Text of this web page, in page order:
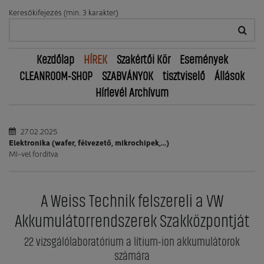
Keresőkifejezés (min. 3 karakter)
Kezdőlap HÍREK Szakértői Kör
Események
CLEANROOM-SHOP
SZABVÁNYOK tisztviselő
Állások
Hírlevél Archívum
27.02.2025
Elektronika (wafer, félvezető, mikrochipek,...)
MI-vel fordítva
A Weiss Technik felszereli a VW
Akkumulátorrendszerek Szakközpontját
22 vizsgálólaboratórium a lítium-ion akkumulátorok
számára